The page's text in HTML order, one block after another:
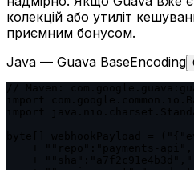
колекцій або утиліт
приємним бонусом.
Java — Guava BaseEncoding
byte[] webhookPayload =